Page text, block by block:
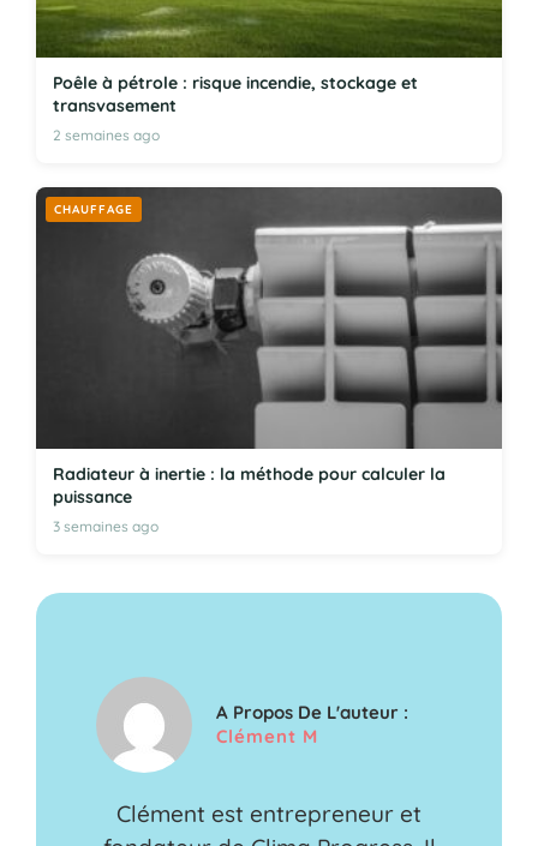
Poêle à pétrole : risque incendie, stockage et
transvasement
2 semaines ago
CHAUFFAGE
Radiateur à inertie : la méthode pour calculer la
puissance
3 semaines ago
A Propos De L'auteur :
Clément M
Clément est entrepreneur et